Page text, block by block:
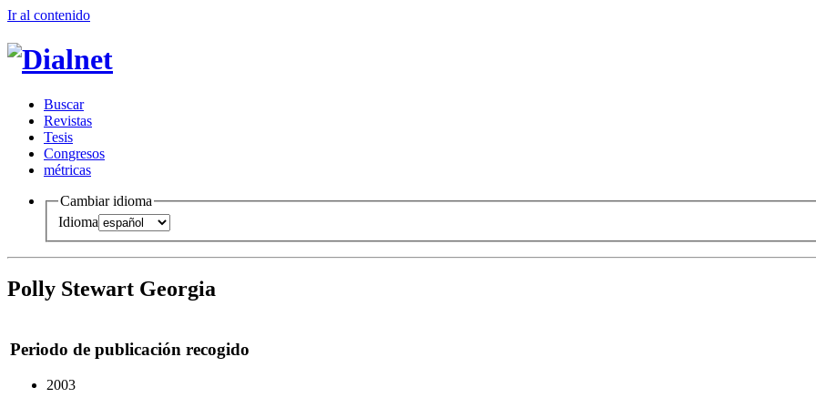
Ir al contenido
Buscar
Revistas
Tesis
Congresos
métricas
Cambiar idioma
Idioma
Polly Stewart Georgia
Periodo de publicación recogido
2003